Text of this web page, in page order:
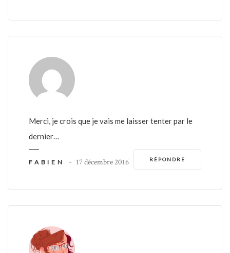
Merci, je crois que je vais me laisser tenter par le
dernier…
RÉPONDRE
FABIEN - 17 décembre 2016